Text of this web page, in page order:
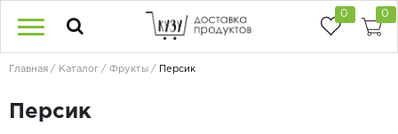
0 0
Главная Каталог Фрукты Персик
Персик